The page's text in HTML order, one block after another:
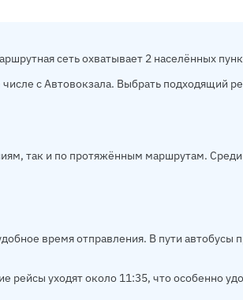
сеть охватывает 2 населённых
с Автовокзала. Выбрать подходящий
так и по протяжённым маршрутам.
время отправления. В пути автобусы
уходят около 11:35, что особенно